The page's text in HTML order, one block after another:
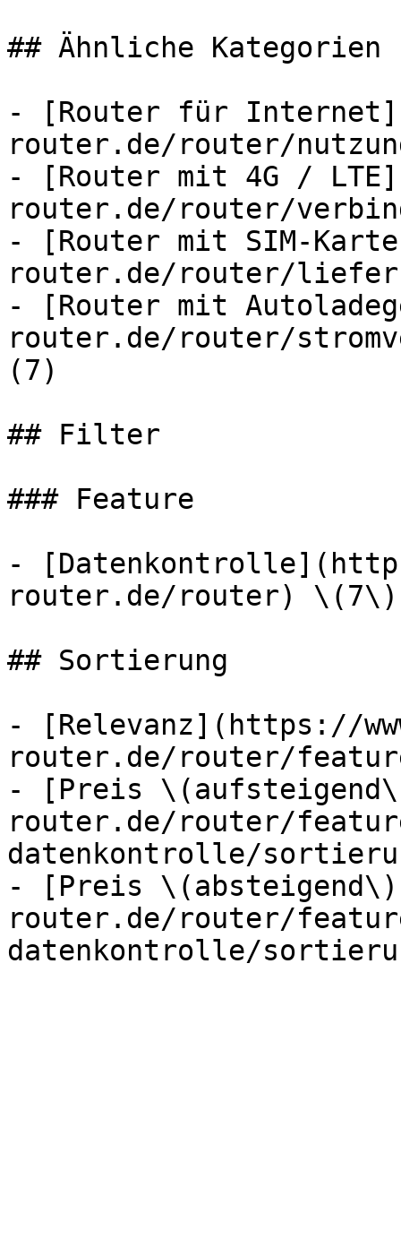
## Ähnliche Kategorien
- [Router für
router.de/router/
- [Router mit 4G /
router.de/router/
- [Router mit SIM-
router.de/router/
- [Router mit
router.de/router/
(7)
## Filter
### Feature
-
router.de/router)
## Sortierung
- [Relevanz](https://
router.de/router/
- [Preis
router.de/router/
datenkontrolle/
- [Preis
router.de/router/